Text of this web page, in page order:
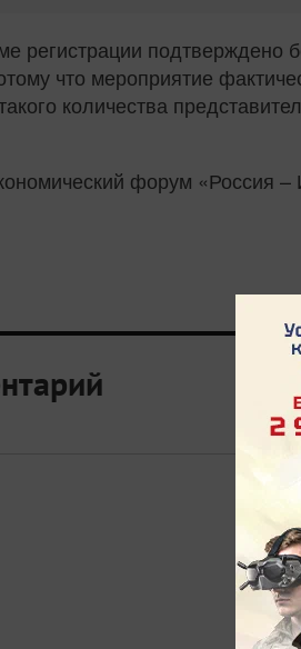
регистрации
что мероприятие
количества
форум «Россия